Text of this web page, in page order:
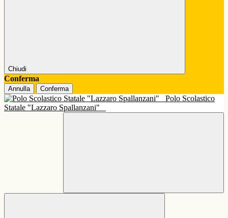
Chiudi
Conferma
Annulla Conferma
Polo Scolastico
Statale "Lazzaro Spallanzani"